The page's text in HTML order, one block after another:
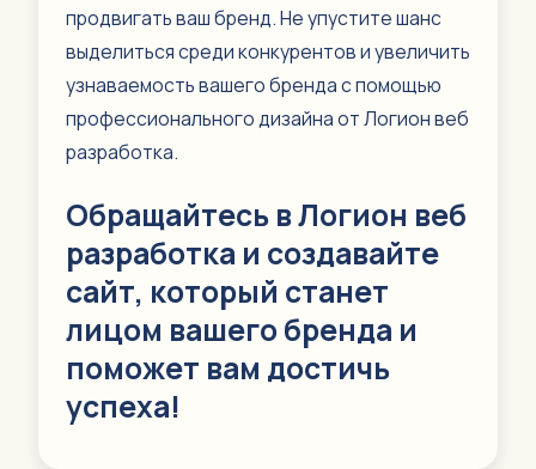
продвигать ваш бренд. Не упустите шанс
выделиться среди конкурентов и увеличить
узнаваемость вашего бренда с помощью
профессионального дизайна от Логион веб
разработка.
Обращайтесь в Логион веб
разработка и создавайте
сайт, который станет
лицом вашего бренда и
поможет вам достичь
успеха!